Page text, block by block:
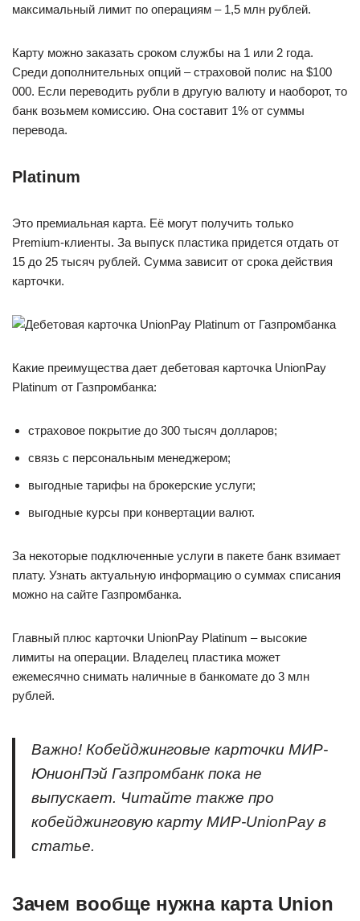
максимальный лимит по операциям – 1,5 млн рублей.
Карту можно заказать сроком службы на 1 или 2 года.
Среди дополнительных опций – страховой полис на $100
000. Если переводить рубли в другую валюту и наоборот, то
банк возьмем комиссию. Она составит 1% от суммы
перевода.
Platinum
Это премиальная карта. Её могут получить только
Premium-клиенты. За выпуск пластика придется отдать от
15 до 25 тысяч рублей. Сумма зависит от срока действия
карточки.
Какие преимущества дает дебетовая карточка UnionPay
Platinum от Газпромбанка:
страховое покрытие до 300 тысяч долларов;
связь с персональным менеджером;
выгодные тарифы на брокерские услуги;
выгодные курсы при конвертации валют.
За некоторые подключенные услуги в пакете банк взимает
плату. Узнать актуальную информацию о суммах списания
можно на сайте Газпромбанка.
Главный плюс карточки UnionPay Platinum – высокие
лимиты на операции. Владелец пластика может
ежемесячно снимать наличные в банкомате до 3 млн
рублей.
Важно! Кобейджинговые карточки МИР-
ЮнионПэй Газпромбанк пока не
выпускает. Читайте также про
кобейджинговую карту МИР-UnionPay в
статье.
Зачем вообще нужна карта Union